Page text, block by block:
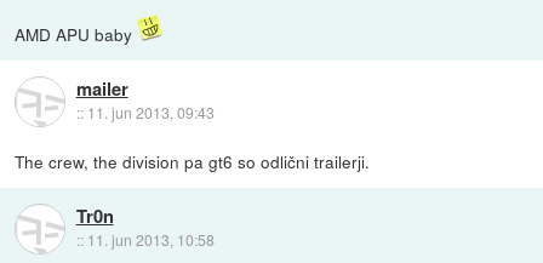
AMD APU baby
mailer
:: 11. jun 2013, 09:43
The crew, the division pa gt6 so odlični trailerji.
Tr0n
:: 11. jun 2013, 10:58